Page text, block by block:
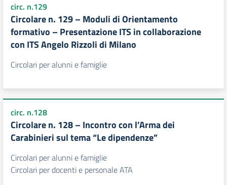
circ. n.129
Circolare n. 129 – Moduli di Orientamento
formativo – Presentazione ITS in collaborazione
con ITS Angelo Rizzoli di Milano
Circolari per alunni e famiglie
circ. n.128
Circolare n. 128 – Incontro con l’Arma dei
Carabinieri sul tema “Le dipendenze”
Circolari per alunni e famiglie
Circolari per docenti e personale ATA